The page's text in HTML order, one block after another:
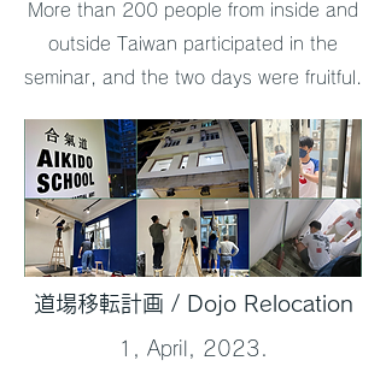
More than 200 people from inside and
outside Taiwan participated in the
seminar, and the two days were fruitful.
​道場移転計画 / Dojo Relocation
1, April, 2023.